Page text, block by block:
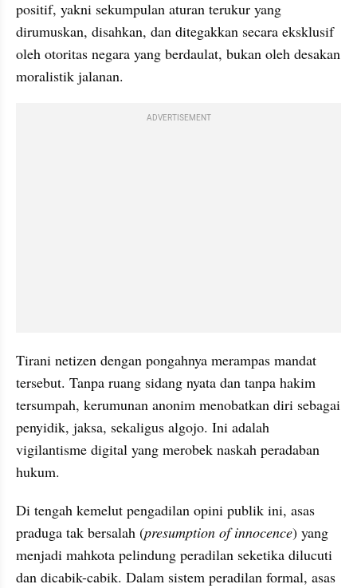
positif, yakni sekumpulan aturan terukur yang
dirumuskan, disahkan, dan ditegakkan secara eksklusif
oleh otoritas negara yang berdaulat, bukan oleh desakan
moralistik jalanan.
ADVERTISEMENT
Tirani netizen dengan pongahnya merampas mandat
tersebut. Tanpa ruang sidang nyata dan tanpa hakim
tersumpah, kerumunan anonim menobatkan diri sebagai
penyidik, jaksa, sekaligus algojo. Ini adalah
vigilantisme digital yang merobek naskah peradaban
hukum.
Di tengah kemelut pengadilan opini publik ini, asas
praduga tak bersalah (presumption of innocence) yang
menjadi mahkota pelindung peradilan seketika dilucuti
dan dicabik-cabik. Dalam sistem peradilan formal, asas